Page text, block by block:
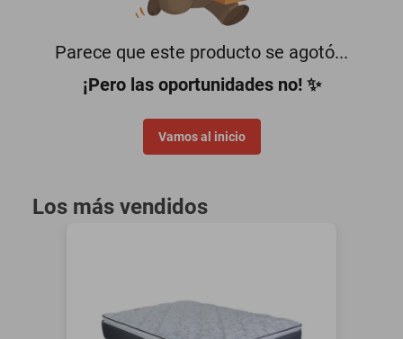
Parece que este producto se agotó...
¡Pero las oportunidades no! ✨
Vamos al inicio
Los más vendidos
oppo
motoneta